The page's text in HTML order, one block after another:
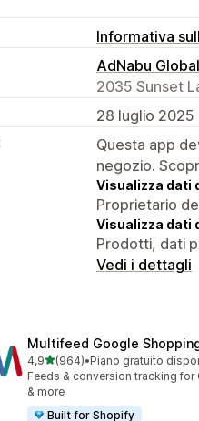
Informativa
AdNabu
2035 Sunset
28 luglio 2025
Questa app
negozio.
Visualizza dati
Proprietario
Visualizza dati
Prodotti, dati
Vedi i dettagli
Multifeed Google
4,9stelle su 5
(964)
964 recensioni totali
•Piano gratuito
Feeds & conversion tracking for
& more
Built for Shopify